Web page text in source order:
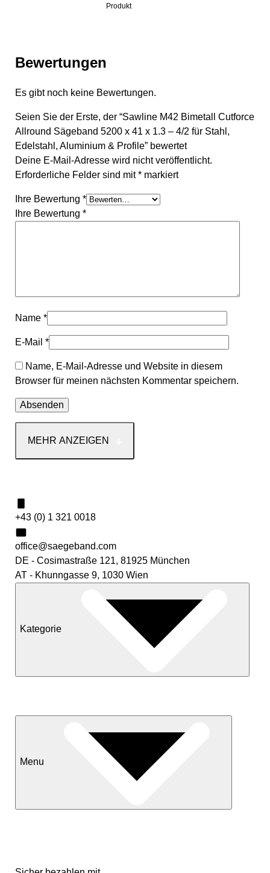
Produkt
Bewertungen
Es gibt noch keine Bewertungen.
Seien Sie der Erste, der “Sawline M42 Bimetall Cutforce
Allround Sägeband 5200 x 41 x 1.3 – 4/2 für Stahl,
Edelstahl, Aluminium & Profile” bewertet
Deine E-Mail-Adresse wird nicht veröffentlicht.
Erforderliche Felder sind mit* markiert
Ihre Bewertung *
Ihre Bewertung *
Name *
E-Mail *
Name, E-Mail-Adresse und Website in diesem
Browser für meinen nächsten Kommentar speichern.
MEHR ANZEIGEN
+43 (0) 1 321 0018
office@saegeband.com
DE - Cosimastraße 121, 81925 München
AT - Khunngasse 9, 1030 Wien
Kategorie
Menu